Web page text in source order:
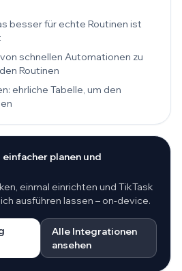
besser für echte Routinen ist
schnellen Automationen zu
Routinen
ehrliche Tabelle, um den
planen und
einmal einrichten und TikTask
ausführen lassen – on-device.
Alle Integrationen
ansehen